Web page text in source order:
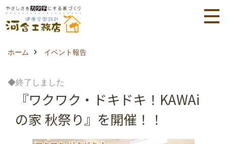
ホーム イベント報告
◆終了しました
『ワクワク・ドキドキ！KAWAi
の家 秋祭り』を開催！！